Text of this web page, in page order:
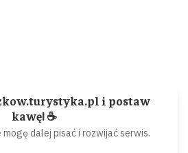
i postaw
kawę! ☕
mogę dalej pisać i rozwijać serwis.